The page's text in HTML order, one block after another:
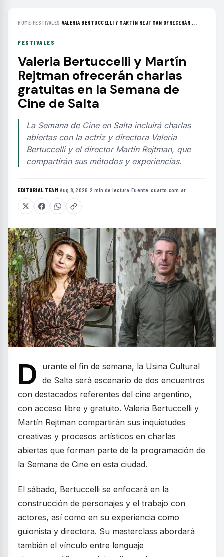
HOME›FESTIVALES ›VALERIA BERTUCCELLI Y MARTÍN REJTMAN OFRECERÁN ...
FESTIVALES
Valeria Bertuccelli y Martín
Rejtman ofrecerán charlas
gratuitas en la Semana de
Cine de Salta
La Semana de Cine en Salta incluirá charlas
abiertas con la actriz y directora Valeria
Bertuccelli y el director Martín Rejtman, que
compartirán sus métodos y experiencias.
EDITORIAL TEAM·Aug 8, 2026 ·2 min de lectura ·Fuente:cuarto.com.ar
D
urante el fin de semana, la Usina Cultural
de Salta será escenario de dos encuentros
con destacados referentes del cine argentino,
con acceso libre y gratuito. Valeria Bertuccelli y
Martín Rejtman compartirán sus inquietudes
creativas y procesos artísticos en charlas
abiertas que forman parte de la programación de
la Semana de Cine en esta ciudad.
El sábado, Bertuccelli se enfocará en la
construcción de personajes y el trabajo con
actores, así como en su experiencia como
guionista y directora. Su masterclass abordará
también el vínculo entre lenguaje